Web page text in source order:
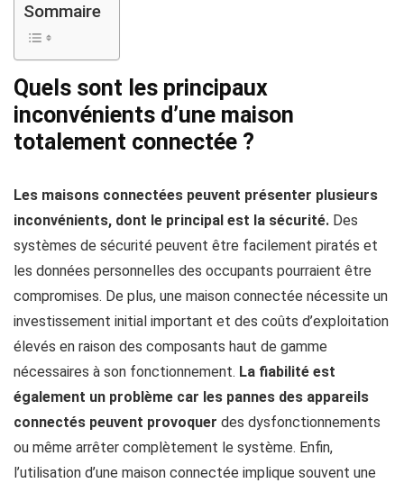
Sommaire
Quels sont les principaux
inconvénients d’une maison
totalement connectée ?
Les maisons connectées peuvent présenter plusieurs
inconvénients, dont le principal est la sécurité. Des
systèmes de sécurité peuvent être facilement piratés et
les données personnelles des occupants pourraient être
compromises. De plus, une maison connectée nécessite un
investissement initial important et des coûts d’exploitation
élevés en raison des composants haut de gamme
nécessaires à son fonctionnement. La fiabilité est
également un problème car les pannes des appareils
connectés peuvent provoquer des dysfonctionnements
ou même arrêter complètement le système. Enfin,
l’utilisation d’une maison connectée implique souvent une